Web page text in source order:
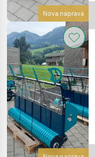
Nova naprava